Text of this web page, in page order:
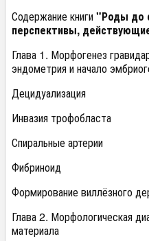
Содержание книги"Роды до
перспективы,
Глава 1. Морфогенез
эндометрия и начало
Децидуализация
Инвазия трофобласта
Спиральные артерии
Фибриноид
Формирование виллёзного
Глава 2. Морфологическая
материала